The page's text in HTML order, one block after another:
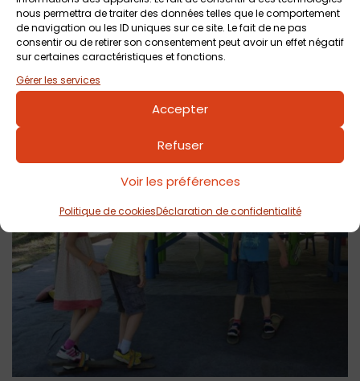
nous permettra de traiter des données telles que le comportement
de navigation ou les ID uniques sur ce site. Le fait de ne pas
consentir ou de retirer son consentement peut avoir un effet négatif
sur certaines caractéristiques et fonctions.
Gérer les services
Accepter
Refuser
Voir les préférences
Politique de cookiesDéclaration de confidentialité
pendant pour les moins de 5 ans : le chemin des oursons).